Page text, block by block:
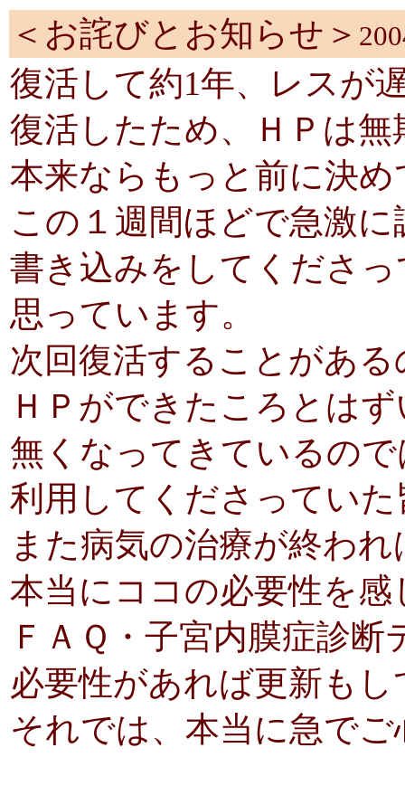
＜お詫びとお知らせ＞
復活して約1年、レスが
復活したため、ＨＰは
本来ならもっと前に決
この１週間ほどで急激
書き込みをしてくださ
思っています。
次回復活することがあ
ＨＰができたころとは
無くなってきているの
利用してくださってい
また病気の治療が終わ
本当にココの必要性を
ＦＡＱ・子宮内膜症診
必要性があれば更新も
それでは、本当に急で